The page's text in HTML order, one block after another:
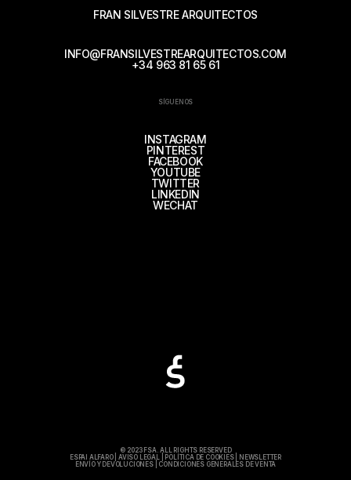
FRAN SILVESTRE ARQUITECTOS
INFO@FRANSILVESTREARQUITECTOS.COM
+34 963 81 65 61
SÍGUENOS
INSTAGRAM
PINTEREST
FACEBOOK
YOUTUBE
TWITTER
LINKEDIN
WECHAT
© 2023 FSA. ALL RIGHTS RESERVED
ESPAI ALFARO|AVISO LEGAL POLÍTICA DE COOKIES|
NEWSLETTER
ENVÍO Y DEVOLUCIONES| CONDICIONES GENERALES DE VENTA